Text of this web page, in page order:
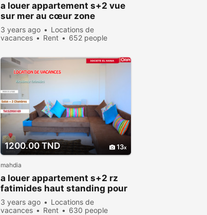
a louer appartement s+2 vue
sur mer au cœur zone
touristique
3 years ago
Locations de
vacances
Rent
652 people
1200.00 TND 13
mahdia
a louer appartement s+2 rz
fatimides haut standing pour
vacance
3 years ago
Locations de
vacances
Rent
630 people